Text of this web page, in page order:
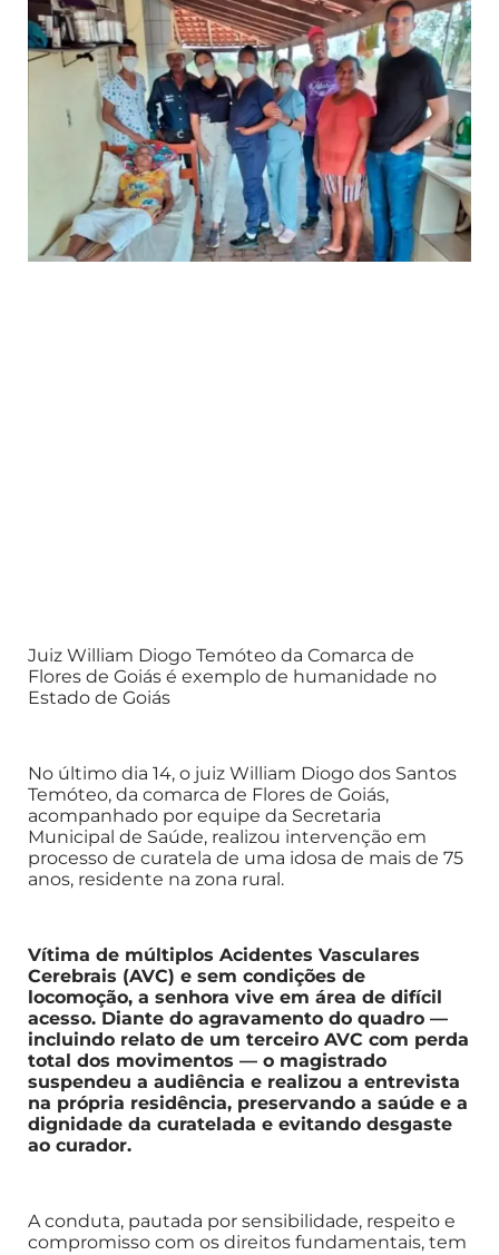
Juiz William Diogo Temóteo da Comarca de
Flores de Goiás é exemplo de humanidade no
Estado de Goiás
No último dia 14, o juiz William Diogo dos Santos
Temóteo, da comarca de Flores de Goiás,
acompanhado por equipe da Secretaria
Municipal de Saúde, realizou intervenção em
processo de curatela de uma idosa de mais de 75
anos, residente na zona rural.
Vítima de múltiplos Acidentes Vasculares
Cerebrais (AVC) e sem condições de
locomoção, a senhora vive em área de difícil
acesso. Diante do agravamento do quadro —
incluindo relato de um terceiro AVC com perda
total dos movimentos — o magistrado
suspendeu a audiência e realizou a entrevista
na própria residência, preservando a saúde e a
dignidade da curatelada e evitando desgaste
ao curador.
A conduta, pautada por sensibilidade, respeito e
compromisso com os direitos fundamentais, tem